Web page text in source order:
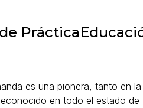
Práctica
es una pionera, tanto en
en todo el estado